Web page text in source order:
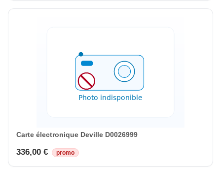
Carte électronique Deville D0026999
336,00 € promo